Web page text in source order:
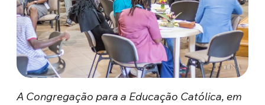
A Congregação para a Educação Católica, em